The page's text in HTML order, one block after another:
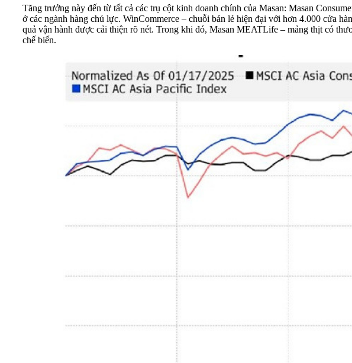
Tăng trưởng này đến từ tất cả các trụ cột kinh doanh chính của Masan: Masan
ở các ngành hàng chủ lực. WinCommerce – chuỗi bán lẻ hiện đại với hơn 4.000 cửa
quả vận hành được cải thiện rõ nét. Trong khi đó, Masan MEATLife – mảng thịt có
chế biến.